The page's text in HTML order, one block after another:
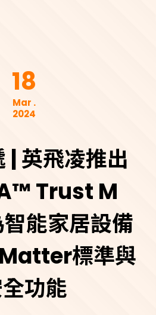
18
Mar .
2024
| 英飛凌推出
Trust M
能家居設備
標準與
功能